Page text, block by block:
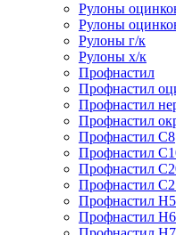
Рулоны
Рулоны
Рулоны г/к
Рулоны х/к
Профнастил
Профнастил
Профнастил
Профнастил
Профнастил С8
Профнастил
Профнастил
Профнастил
Профнастил
Профнастил